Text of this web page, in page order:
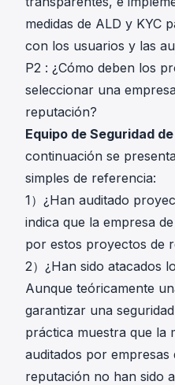
medidas de ALD y KYC
con los usuarios y las
P2 : ¿Cómo deben los
seleccionar una
reputación?
Equipo de Seguridad
continuación se
simples de referencia:
1）¿Han auditado
indica que la empresa
por estos proyectos de
2）¿Han sido atacados
Aunque teóricamente
garantizar una
práctica muestra que la
auditados por empresas
reputación no han sido